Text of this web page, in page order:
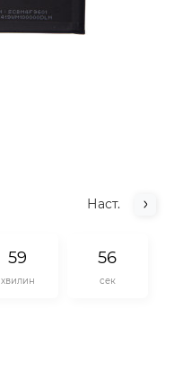
Наст.
59
хвилин
55
сек